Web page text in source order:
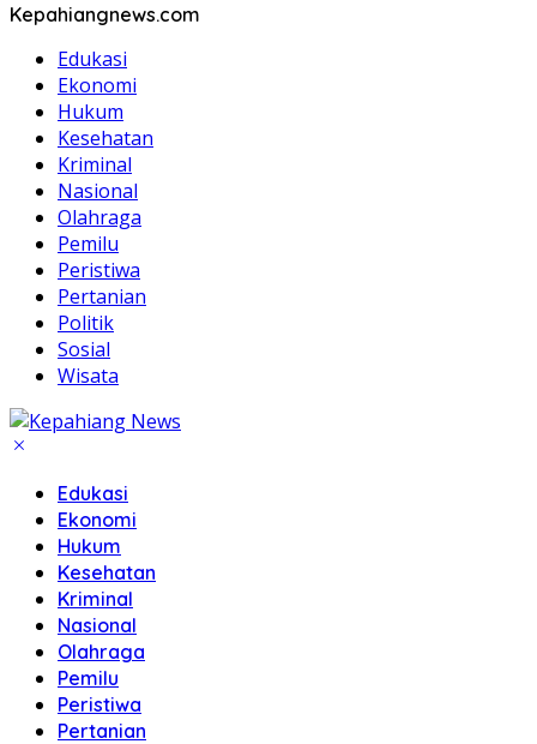
Kepahiangnews.com
Edukasi
Ekonomi
Hukum
Kesehatan
Kriminal
Nasional
Olahraga
Pemilu
Peristiwa
Pertanian
Politik
Sosial
Wisata
Edukasi
Ekonomi
Hukum
Kesehatan
Kriminal
Nasional
Olahraga
Pemilu
Peristiwa
Pertanian